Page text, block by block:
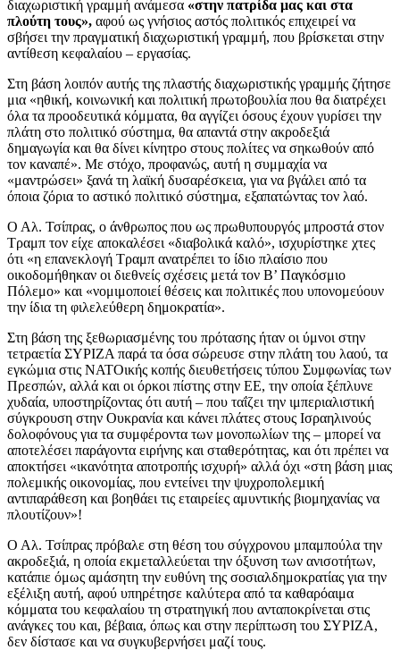
διαχωριστική γραμμή ανάμεσα «στην πατρίδα μας και στα
πλούτη τους», αφού ως γνήσιος αστός πολιτικός επιχειρεί να
σβήσει την πραγματική διαχωριστική γραμμή, που βρίσκεται στην
αντίθεση κεφαλαίου – εργασίας.
Στη βάση λοιπόν αυτής της πλαστής διαχωριστικής γραμμής ζήτησε
μια «ηθική, κοινωνική και πολιτική πρωτοβουλία που θα διατρέχει
όλα τα προοδευτικά κόμματα, θα αγγίζει όσους έχουν γυρίσει την
πλάτη στο πολιτικό σύστημα, θα απαντά στην ακροδεξιά
δημαγωγία και θα δίνει κίνητρο στους πολίτες να σηκωθούν από
τον καναπέ». Με στόχο, προφανώς, αυτή η συμμαχία να
«μαντρώσει» ξανά τη λαϊκή δυσαρέσκεια, για να βγάλει από τα
όποια ζόρια το αστικό πολιτικό σύστημα, εξαπατώντας τον λαό.
Ο Αλ. Τσίπρας, ο άνθρωπος που ως πρωθυπουργός μπροστά στον
Τραμπ τον είχε αποκαλέσει «διαβολικά καλό», ισχυρίστηκε χτες
ότι «η επανεκλογή Τραμπ ανατρέπει το ίδιο πλαίσιο που
οικοδομήθηκαν οι διεθνείς σχέσεις μετά τον Β’ Παγκόσμιο
Πόλεμο» και «νομιμοποιεί θέσεις και πολιτικές που υπονομεύουν
την ίδια τη φιλελεύθερη δημοκρατία».
Στη βάση της ξεθωριασμένης του πρότασης ήταν οι ύμνοι στην
τετραετία ΣΥΡΙΖΑ παρά τα όσα σώρευσε στην πλάτη του λαού, τα
εγκώμια στις ΝΑΤΟικής κοπής διευθετήσεις τύπου Συμφωνίας των
Πρεσπών, αλλά και οι όρκοι πίστης στην ΕΕ, την οποία ξέπλυνε
χυδαία, υποστηρίζοντας ότι αυτή – που ταΐζει την ιμπεριαλιστική
σύγκρουση στην Ουκρανία και κάνει πλάτες στους Ισραηλινούς
δολοφόνους για τα συμφέροντα των μονοπωλίων της – μπορεί να
αποτελέσει παράγοντα ειρήνης και σταθερότητας, και ότι πρέπει να
αποκτήσει «ικανότητα αποτροπής ισχυρή» αλλά όχι «στη βάση μιας
πολεμικής οικονομίας, που εντείνει την ψυχροπολεμική
αντιπαράθεση και βοηθάει τις εταιρείες αμυντικής βιομηχανίας να
πλουτίζουν»!
Ο Αλ. Τσίπρας πρόβαλε στη θέση του σύγχρονου μπαμπούλα την
ακροδεξιά, η οποία εκμεταλλεύεται την όξυνση των ανισοτήτων,
κατάπιε όμως αμάσητη την ευθύνη της σοσιαλδημοκρατίας για την
εξέλιξη αυτή, αφού υπηρέτησε καλύτερα από τα καθαρόαιμα
κόμματα του κεφαλαίου τη στρατηγική που ανταποκρίνεται στις
ανάγκες του και, βέβαια, όπως και στην περίπτωση του ΣΥΡΙΖΑ,
δεν δίστασε και να συγκυβερνήσει μαζί τους.